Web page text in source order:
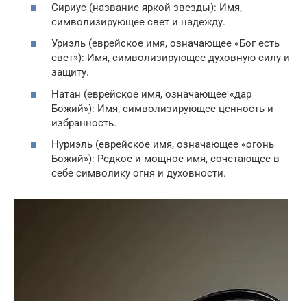
Сириус (название яркой звезды): Имя,
символизирующее свет и надежду.
Уриэль (еврейское имя, означающее «Бог есть
свет»): Имя, символизирующее духовную силу и
защиту.
Натан (еврейское имя, означающее «дар
Божий»): Имя, символизирующее ценность и
избранность.
Нуриэль (еврейское имя, означающее «огонь
Божий»): Редкое и мощное имя, сочетающее в
себе символику огня и духовности.